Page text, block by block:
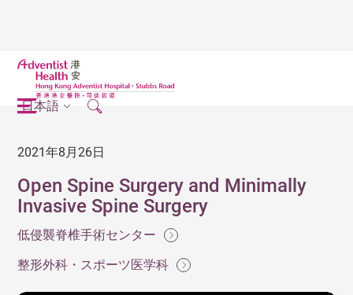
日本語
2021年8月26日
Open Spine Surgery and Minimally
Invasive Spine Surgery
低侵襲脊椎手術センター
整形外科・スポーツ医学科